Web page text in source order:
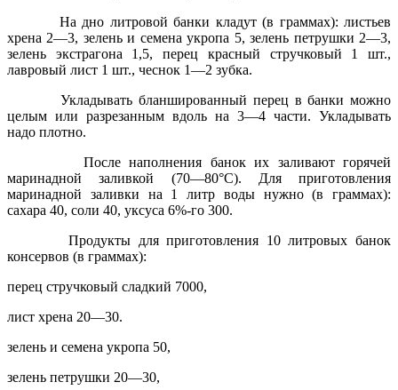
На дно литровой банки кладут (в граммах): листьев
хрена 2—3, зелень и семена укропа 5, зелень петрушки 2—3,
зелень экстрагона 1,5, перец красный стручковый 1 шт.,
лавровый лист 1 шт., чеснок 1—2 зубка.
Укладывать бланшированный перец в банки можно
целым или разрезанным вдоль на 3—4 части. Укладывать
надо плотно.
После наполнения банок их заливают горячей
маринадной заливкой (70—80°С). Для приготовления
маринадной заливки на 1 литр воды нужно (в граммах):
сахара 40, соли 40, уксуса 6%-го 300.
Продукты для приготовления 10 литровых банок
консервов (в граммах):
перец стручковый сладкий 7000,
лист хрена 20—30.
зелень и семена укропа 50,
зелень петрушки 20—30,